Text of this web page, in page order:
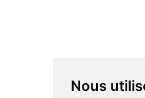
Nous